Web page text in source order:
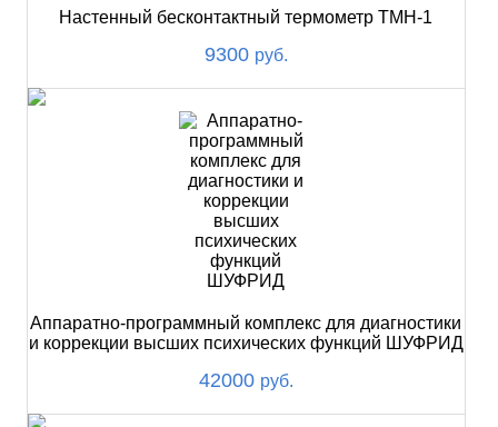
Настенный бесконтактный термометр ТМН-1
9300 руб.
Аппаратно-программный комплекс для диагностики
и коррекции высших психических функций ШУФРИД
42000 руб.